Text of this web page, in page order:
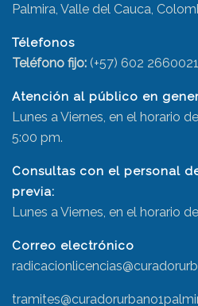
Palmira, Valle del Cauca,
Télefonos
Teléfono fijo: (+57) 602 2660021
Atención al público en
Lunes a Viernes, en el horario
5:00 pm.
Consultas con el personal
previa:
Lunes a Viernes, en el horario
Correo electrónico